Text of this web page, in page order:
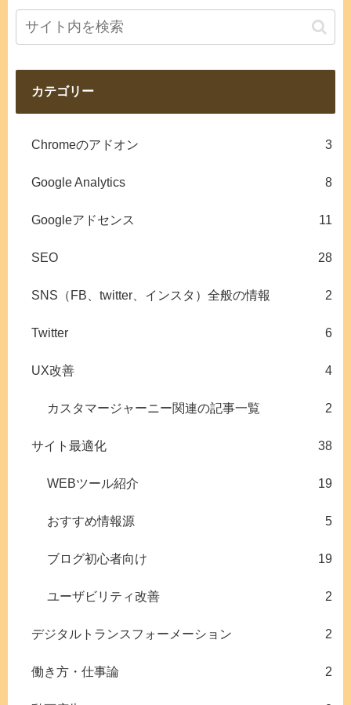
カテゴリー
Chromeのアドオン 3
Google Analytics 8
Googleアドセンス 11
SEO 28
SNS（FB、twitter、インスタ）全般の情報 2
Twitter 6
UX改善 4
カスタマージャーニー関連の記事一覧 2
サイト最適化 38
WEBツール紹介 19
おすすめ情報源 5
ブログ初心者向け 19
ユーザビリティ改善 2
デジタルトランスフォーメーション 2
働き方・仕事論 2